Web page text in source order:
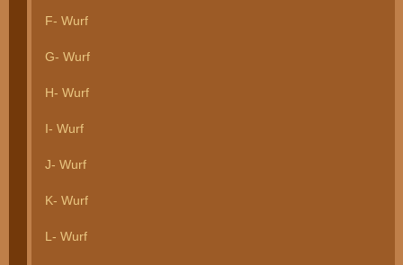
F- Wurf
G- Wurf
H- Wurf
I- Wurf
J- Wurf
K- Wurf
L- Wurf